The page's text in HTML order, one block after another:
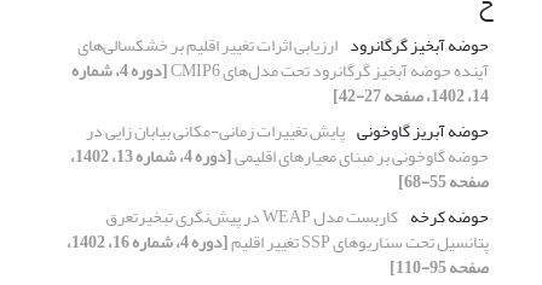
حوضه آبخیز گرگانرود ارزیابی اثرات تغییر اقلیم بر خشکسالی‌های
آینده حوضه آبخیز گرگانرود تحت مدل‌های CMIP6 [دوره 4، شماره
14، 1402، صفحه 27-42]
حوضه آبریز گاوخونی پایش تغییرات زمانی-مکانی بیابان زایی در
حوضه گاوخونی بر مبنای معیار‌های اقلیمی [دوره 4، شماره 13، 1402،
صفحه 55-68]
حوضه کرخه
کاربست مدل WEAP در پیش‌نگری تبخیرتعرق
پتانسیل تحت سناریوهای SSP تغییر اقلیم [دوره 4، شماره 16، 1402،
صفحه 95-110]